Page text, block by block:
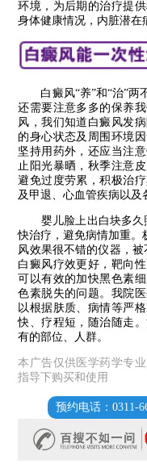
环境，为后期的治疗提
身体健康情况，内脏潜在
白癜风“养”和“治”两
还需要注意多多的保养
风，我们知道白癜风发
的身心状态及周围环境
坚持用药外，还应当注
止阳光暴晒，秋季注意
避免过度劳累，积极治
及甲退、心血管疾病以及
婴儿脸上出白块多久
快治疗，避免病情加重。
风效果很不错的仪器，
白癜风疗效更好，靶向
可以有效的加快黑色素
色素脱失的问题。我院
以根据肤质、病情等严
快、疗程短，随治随走
有的部位、人群。
本广告仅供医学药学专
指导下购买和使用
预约电话：0311-